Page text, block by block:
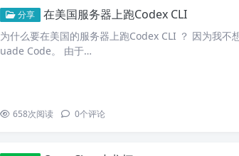
分享 在美国服务器上跑Codex CLI
为什么要在美国的服务器上跑Codex CLI ？ 因为我不
uade Code。 由于…
658次阅读 0个评论